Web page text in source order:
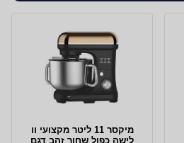
מיקסר 11 ליטר מקצועי וו
לישה כפול שחור זהב דגם